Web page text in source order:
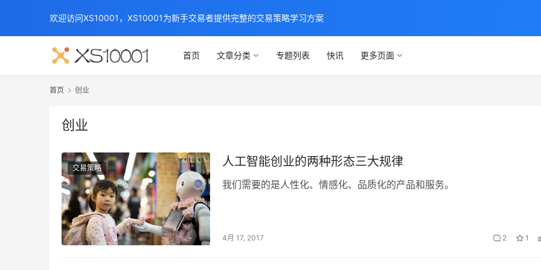
首页 文章分类 专题列表 快讯 更多页面
首页 创业
创业
交易策略 人工智能创业的两种形态三大规律
我们需要的是人性化、情感化、品质化的产品和服务。
4月 17, 2017 2 1
欢迎访问XS10001，XS10001为新手交易者提供完整的交易策略学习方案